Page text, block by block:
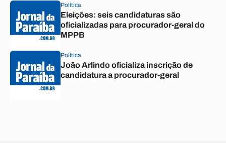
Política
Eleições: seis candidaturas são
oficializadas para procurador-geral do
MPPB
Política
João Arlindo oficializa inscrição de
candidatura a procurador-geral